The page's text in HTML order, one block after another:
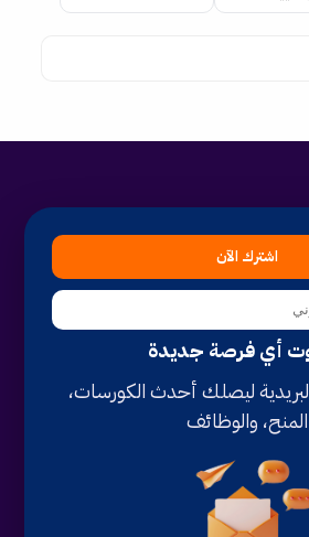
اشترك الآن
أي فرصة جديدة
ليصلك أحدث الكورسات،
المنح، والوظائف